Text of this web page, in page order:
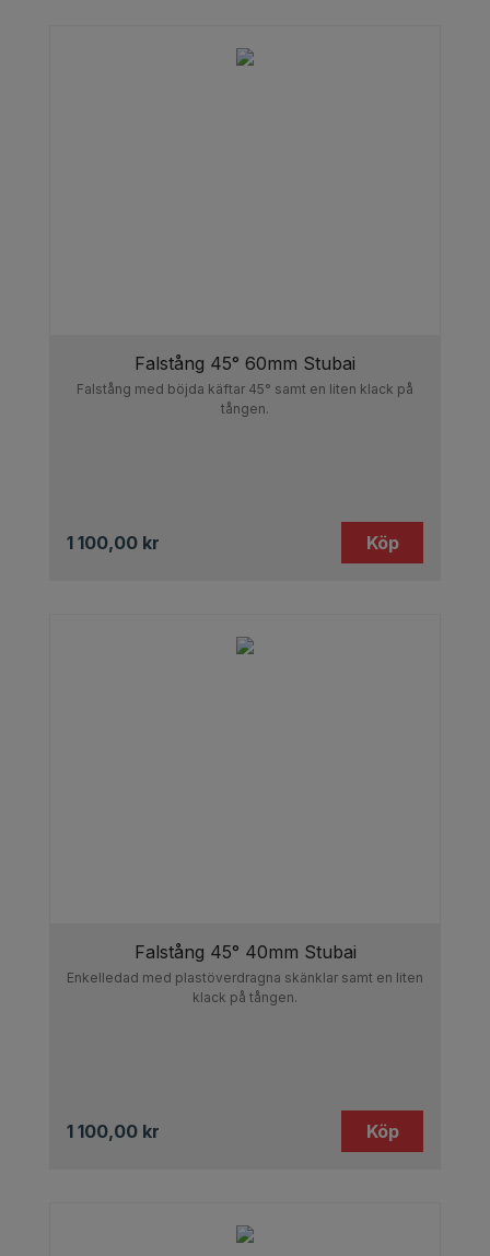
Falstång 45° 60mm Stubai
Falstång med böjda käftar 45° samt en liten klack på
tången.
1 100,00 kr Köp
Falstång 45° 40mm Stubai
Enkelledad med plastöverdragna skänklar samt en liten
klack på tången.
1 100,00 kr Köp